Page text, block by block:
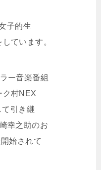
子的生
ています。
ー音楽番組
ク村NEX
引き継
幸之助のお
始されて